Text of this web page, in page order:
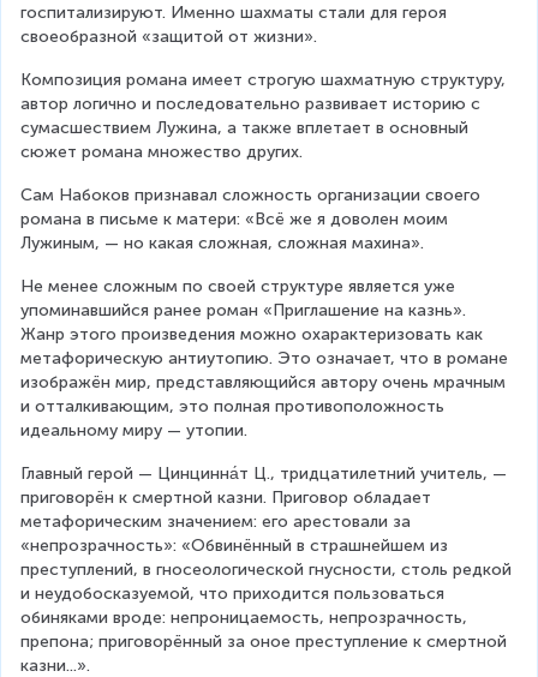
госпитализируют. Именно шахматы стали для героя
своеобразной «защитой от жизни».
Композиция романа имеет строгую шахматную структуру,
автор логично и последовательно развивает историю с
сумасшествием Лужина, а также вплетает в основный
сюжет романа множество других.
Сам Набоков признавал сложность организации своего
романа в письме к матери: «Всё же я доволен моим
Лужиным, — но какая сложная, сложная махина».
Не менее сложным по своей структуре является уже
упоминавшийся ранее роман «Приглашение на казнь».
Жанр этого произведения можно охарактеризовать как
метафорическую антиутопию. Это означает, что в романе
изображён мир, представляющийся автору очень мрачным
и отталкивающим, это полная противоположность
идеальному миру — утопии.
Главный герой — Цинцинна́т Ц., тридцатилетний учитель, —
приговорён к смертной казни. Приговор обладает
метафорическим значением: его арестовали за
«непрозрачность»: «Обвинённый в страшнейшем из
преступлений, в гносеологической гнусности, столь редкой
и неудобосказуемой, что приходится пользоваться
обиняками вроде: непроницаемость, непрозрачность,
препона; приговорённый за оное преступление к смертной
казни...».